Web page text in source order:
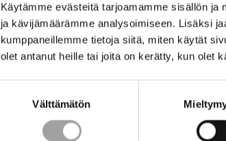
Käytämme evästeitä tarjoamamme sisällön ja
ja kävijämäärämme analysoimiseen. Lisäksi
kumppaneillemme tietoja siitä, miten käytät
olet antanut heille tai joita on kerätty, kun olet
Välttämätön